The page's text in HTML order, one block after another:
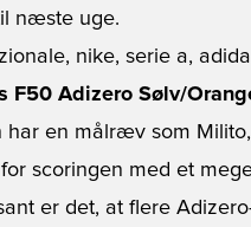
næste uge.
F50 Adizero Sølv/
en målræv som
scoringen med et
er det, at flere